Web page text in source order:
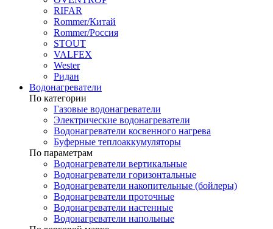
RIFAR​
Rommer/Китай
Rommer/Россия
STOUT
VALFEX
Wester
Ридан
Водонагреватели
По категории
Газовые водонагреватели
Электрические водонагреватели
Водонагреватели косвенного нагрева
Буферные теплоаккумуляторы
По параметрам
Водонагреватели вертикальные
Водонагреватели горизонтальные
Водонагреватели накопительные (бойлеры)
Водонагреватели проточные
Водонагреватели настенные
Водонагреватели напольные